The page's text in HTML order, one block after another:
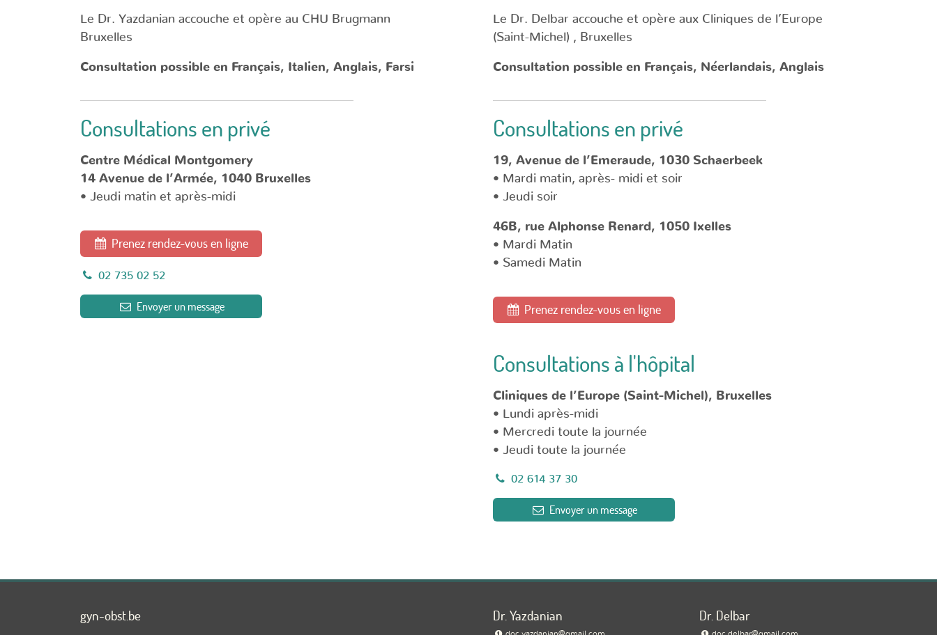
Le Dr. Yazdanian accouche et opère au CHU Brugmann
Bruxelles
Consultation possible en Français, Italien, Anglais, Farsi
Le Dr. Delbar accouche et opère aux Cliniques de l’Europe
(Saint-Michel) , Bruxelles
Consultation possible en Français, Néerlandais, Anglais
Consultations en privé
Centre Médical Montgomery
14 Avenue de l’Armée, 1040 Bruxelles
• Jeudi matin et après-midi
Prenez rendez-vous en ligne
02 735 02 52
Envoyer un message
Consultations en privé
19, Avenue de l’Emeraude, 1030 Schaerbeek
• Mardi matin, après- midi et soir
• Jeudi soir
46B, rue Alphonse Renard, 1050 Ixelles
• Mardi Matin
• Samedi Matin
Prenez rendez-vous en ligne
Consultations à l'hôpital
Cliniques de l’Europe (Saint-Michel), Bruxelles
• Lundi après-midi
• Mercredi toute la journée
• Jeudi toute la journée
02 614 37 30
Envoyer un message
gyn-obst.be Dr. Yazdanian Dr. Delbar